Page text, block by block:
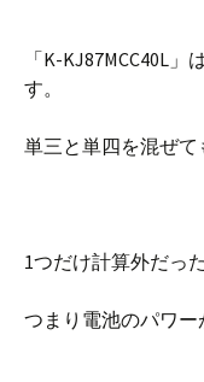
「K-KJ87MCC40L
す。
単三と単四を混ぜて
1つだけ計算外だっ
つまり電池のパワー